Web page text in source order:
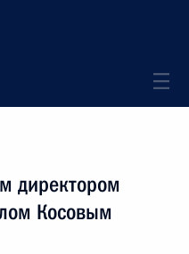
директором
Косовым